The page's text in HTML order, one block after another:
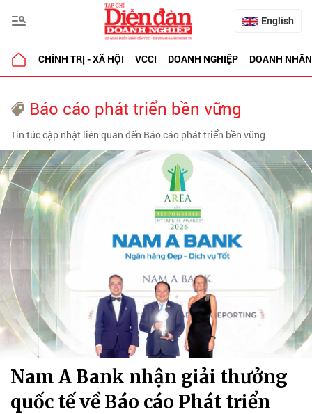
English
CHÍNH TRỊ - XÃ HỘI VCCI DOANH NGHIỆP DOANH NHÂN
Báo cáo phát triển bền vững
Tin tức cập nhật liên quan đến Báo cáo phát triển bền vững
Nam A Bank nhận giải thưởng
quốc tế về Báo cáo Phát triển